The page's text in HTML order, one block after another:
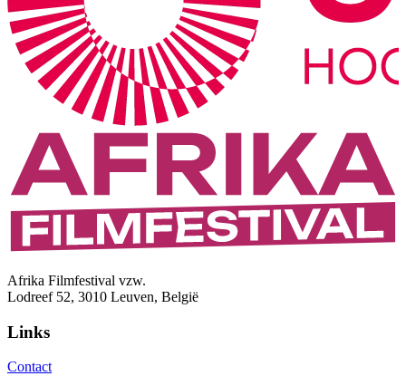
Afrika Filmfestival vzw.
Lodreef 52, 3010 Leuven, België
Links
Contact